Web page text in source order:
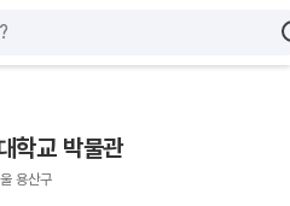
학교 박물관
용산구